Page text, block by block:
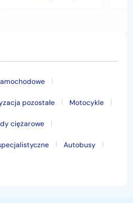
pozostałe Motocykle
ciężarowe
Autobusy